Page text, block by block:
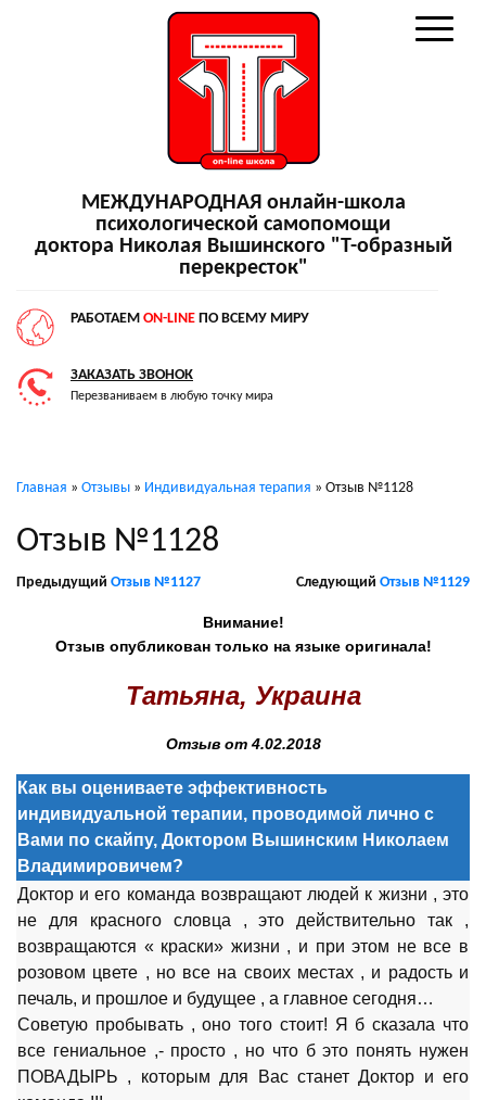
МЕЖДУНАРОДНАЯ онлайн-школа
психологической самопомощи
доктора Николая Вышинского "Т-образный
перекресток"
РАБОТАЕМ ON-LINE ПО ВСЕМУ МИРУ
ЗАКАЗАТЬ ЗВОНОК
Перезваниваем в любую точку мира
Главная » Отзывы » Индивидуальная терапия » Отзыв №1128
Отзыв №1128
Предыдущий Отзыв №1127 Следующий Отзыв №1129
Внимание!
Отзыв опубликован только на языке оригинала!
Татьяна, Украина
Отзыв от 4.02.2018
Как вы оцениваете эффективность
индивидуальной терапии, проводимой лично с
Вами по скайпу, Доктором Вышинским Николаем
Владимировичем?
Доктор и его команда возвращают людей к жизни , это
не для красного словца , это действительно так ,
возвращаются « краски» жизни , и при этом не все в
розовом цвете , но все на своих местах , и радость и
печаль, и прошлое и будущее , а главное сегодня…
Советую пробывать , оно того стоит! Я б сказала что
все гениальное ,- просто , но что б это понять нужен
ПОВАДЫРЬ , которым для Вас станет Доктор и его